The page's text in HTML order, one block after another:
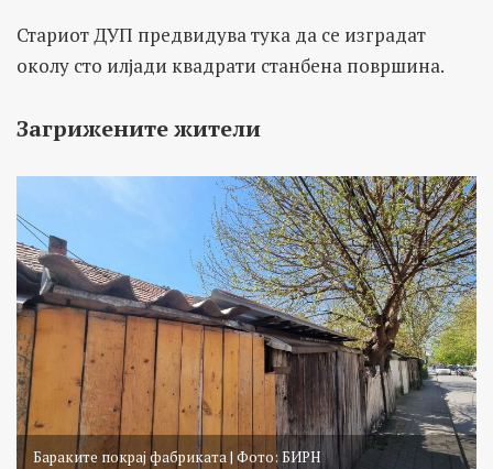
Стариот ДУП предвидува тука да се изградат
околу сто илјади квадрати станбена површина.
Загрижените жители
Бараките покрај фабриката | Фото: БИРН